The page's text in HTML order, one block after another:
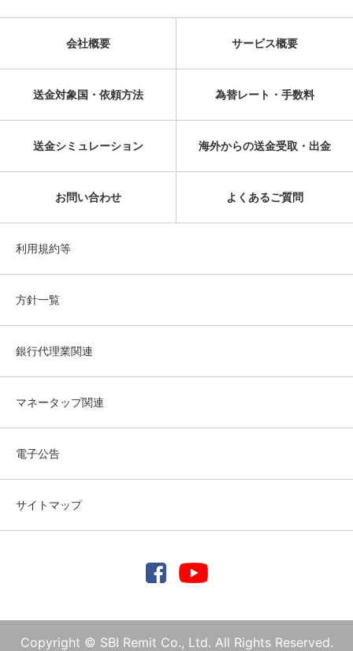
会社概要 サービス概要
送金対象国・依頼方法 為替レート・手数料
送金シミュレーション 海外からの送金受取・出金
お問い合わせ よくあるご質問
利用規約等
方針一覧
銀行代理業関連
マネータップ関連
電子公告
サイトマップ
Copyright © SBI Remit Co., Ltd. All Rights Reserved.